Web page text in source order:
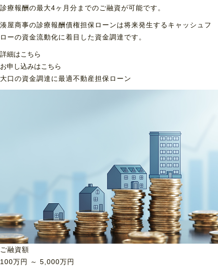
診療報酬の最大4ヶ月分までのご融資が可能です。
湊屋商事の診療報酬債権担保ローンは将来発生するキャッシュフ
ローの資金流動化に着目した資金調達です。
詳細はこちら
お申し込みはこちら
大口の資金調達に最適不動産担保ローン
ご融資額
100万円 ～ 5,000万円